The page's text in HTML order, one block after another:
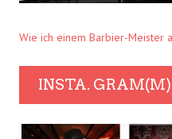
Wie ich einem Barbier-Meister
INSTA.